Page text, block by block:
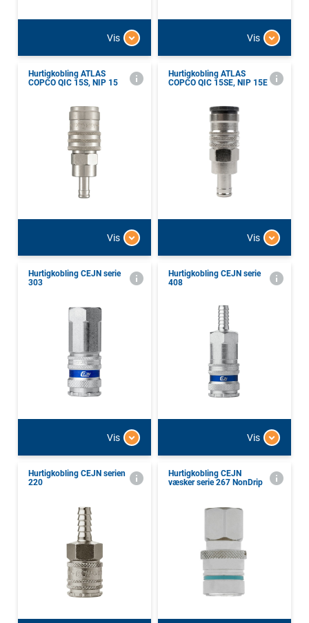
Vis Vis
Hurtigkobling ATLAS
COPCO QIC 15S, NIP 15
Vis
Hurtigkobling ATLAS
COPCO QIC 15SE, NIP 15E
Vis
Hurtigkobling CEJN serie
303
Vis
Hurtigkobling CEJN serie
408
Vis
Hurtigkobling CEJN serien
220
Hurtigkobling CEJN
væsker serie 267 NonDrip